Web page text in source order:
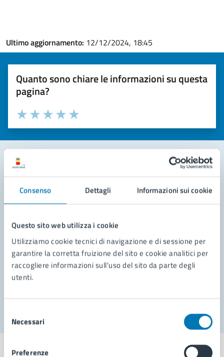
Consenso Dettagli Informazioni sui cookie
Questo sito web utilizza i cookie
Utilizziamo cookie tecnici di navigazione e di sessione per
garantire la corretta fruizione del sito e cookie analitici per
raccogliere informazioni sull'uso del sito da parte degli
utenti.
delNecessari
Preferenze
Ultimo aggiornamento: 12/12/2024, 18:45
Quanto sono chiare le informazioni su questa
pagina?
Valuta la chiarezza delle informazioni (da 1 a 5 stelle)
Seleziona il numero di stelle per valutare la chiarezza delle
Valuta 5 stelle su 5
Valuta 4 stelle su 5
Valuta 3 stelle su 5
Valuta 2 stelle su 5
Valuta 1 stelle su 5
Leggi le domande frequenti
Richiedi assistenza
Prenota appuntamento
Problemi in città